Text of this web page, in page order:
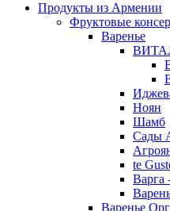
Продукты из Армении
Фруктовые
Варенье
Ноян
Шамб
Сады
te
Варга
Варенье